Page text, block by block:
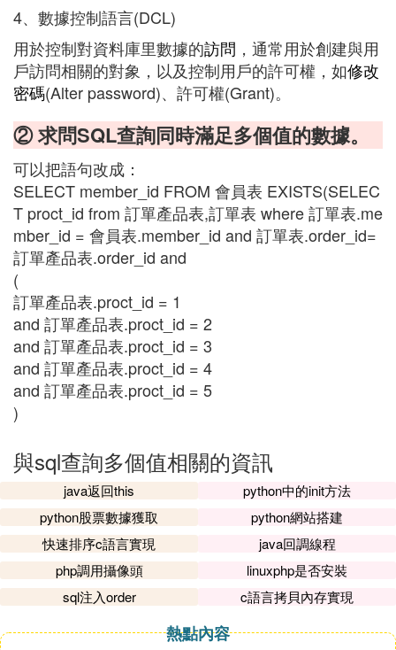
4、數據控制語言(DCL)
用於控制對資料庫里數據的訪問 ，通常用於創建與用
戶訪問相關的對象，以及控制用戶的許可權，如修改
密碼(Alter password)、許可權(Grant)。
② 求問SQL查詢同時滿足多個值的數據。
可以把語句改成：
SELECT member_id FROM 會員表 EXISTS(SELEC
T proct_id from 訂單產品表,訂單表 where 訂單表.me
mber_id = 會員表.member_id and 訂單表.order_id=
訂單產品表.order_id and
(
訂單產品表.proct_id = 1
and 訂單產品表.proct_id = 2
and 訂單產品表.proct_id = 3
and 訂單產品表.proct_id = 4
and 訂單產品表.proct_id = 5
)
與sql查詢多個值相關的資訊
java返回this
python中的init方法
python股票數據獲取
python網站搭建
快速排序c語言實現
java回調線程
php調用攝像頭
linuxphp是否安裝
sql注入order
c語言拷貝內存實現
熱點內容